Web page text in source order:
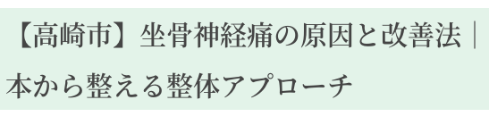
【高崎市】坐骨神経痛の原因と改善法
本から整える整体アプローチ